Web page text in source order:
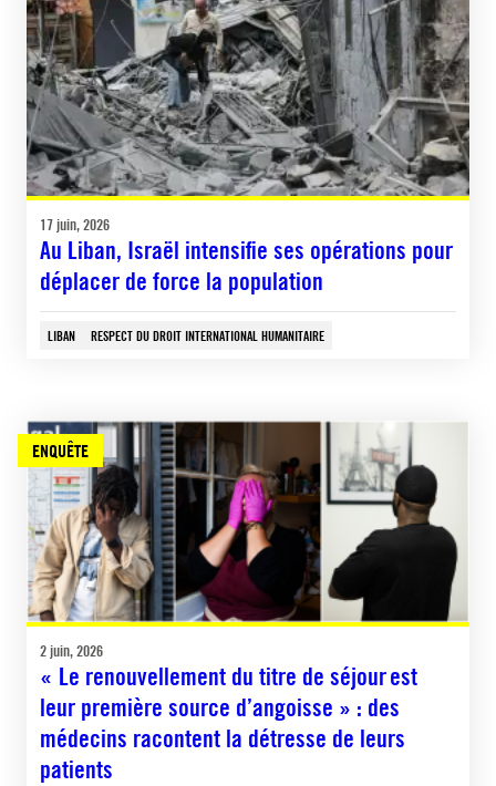
17 juin, 2026
Au Liban, Israël intensifie ses opérations pour
déplacer de force la population
LIBAN RESPECT DU DROIT INTERNATIONAL HUMANITAIRE
ENQUÊTE
2 juin, 2026
« Le renouvellement du titre de séjour est
leur première source d’angoisse » : des
médecins racontent la détresse de leurs
patients